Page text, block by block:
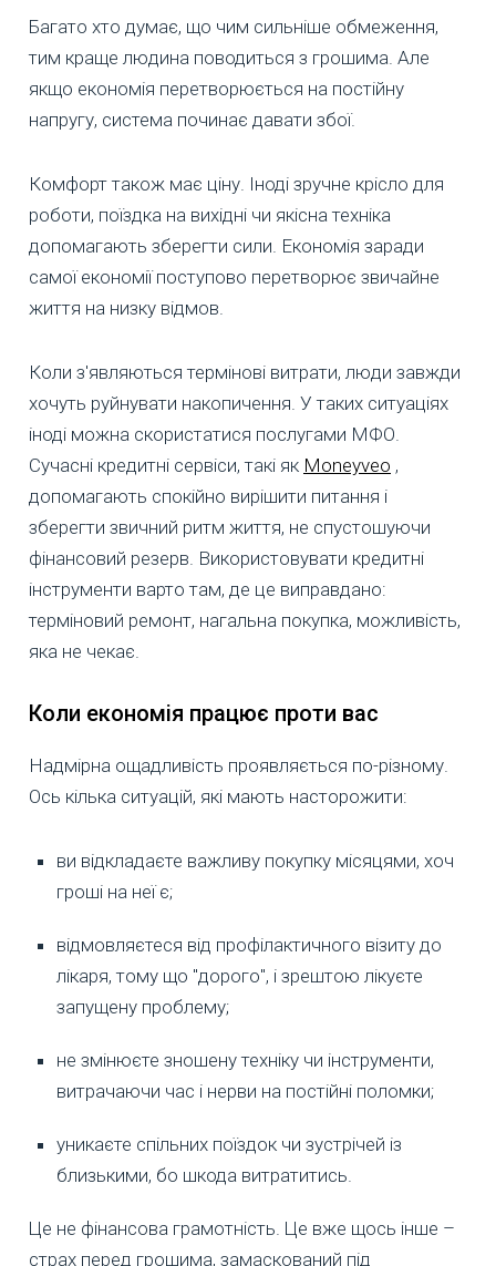
Багато хто думає, що чим сильніше обмеження,
тим краще людина поводиться з грошима. Але
якщо економія перетворюється на постійну
напругу, система починає давати збої.
Комфорт також має ціну. Іноді зручне крісло для
роботи, поїздка на вихідні чи якісна техніка
допомагають зберегти сили. Економія заради
самої економії поступово перетворює звичайне
життя на низку відмов.
Коли з'являються термінові витрати, люди завжди
хочуть руйнувати накопичення. У таких ситуаціях
іноді можна скористатися послугами МФО.
Сучасні кредитні сервіси, такі як Moneyveo ,
допомагають спокійно вирішити питання і
зберегти звичний ритм життя, не спустошуючи
фінансовий резерв. Використовувати кредитні
інструменти варто там, де це виправдано:
терміновий ремонт, нагальна покупка, можливість,
яка не чекає.
Коли економія працює проти вас
Надмірна ощадливість проявляється по-різному.
Ось кілька ситуацій, які мають насторожити:
ви відкладаєте важливу покупку місяцями, хоч
гроші на неї є;
відмовляєтеся від профілактичного візиту до
лікаря, тому що "дорого", і зрештою лікуєте
запущену проблему;
не змінюєте зношену техніку чи інструменти,
витрачаючи час і нерви на постійні поломки;
уникаєте спільних поїздок чи зустрічей із
близькими, бо шкода витратитись.
Це не фінансова грамотність. Це вже щось інше –
страх перед грошима, замаскований під